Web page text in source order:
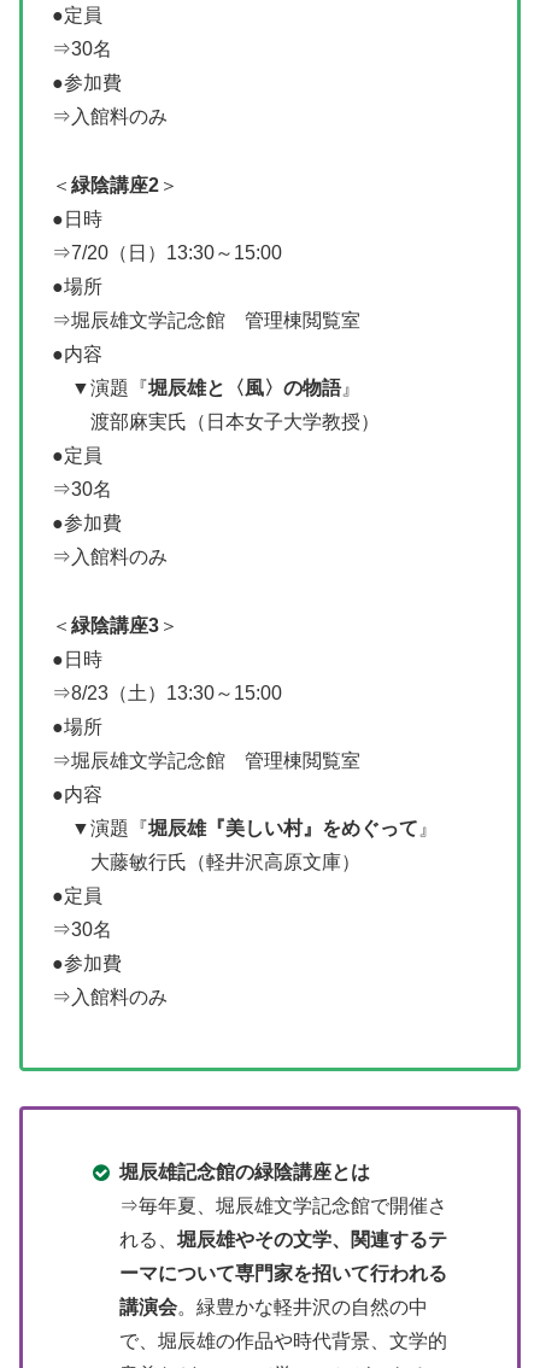
●定員
⇒30名
●参加費
⇒入館料のみ
＜ 緑陰講座2 ＞
●日時
⇒7/20（日）13:30～15:00
●場所
⇒堀辰雄文学記念館 管理棟閲覧室
●内容
▼演題『堀辰雄と〈風〉の物語』
渡部麻実氏（日本女子大学教授）
●定員
⇒30名
●参加費
⇒入館料のみ
＜ 緑陰講座3 ＞
●日時
⇒8/23（土）13:30～15:00
●場所
⇒堀辰雄文学記念館 管理棟閲覧室
●内容
▼演題『堀辰雄『美しい村』をめぐって 』
大藤敏行氏（軽井沢高原文庫）
●定員
⇒30名
●参加費
⇒入館料のみ
堀辰雄記念館の緑陰講座とは
⇒毎年夏、堀辰雄文学記念館で開催さ
れる、堀辰雄やその文学、関連するテ
ーマについて専門家を招いて行われる
講演会。緑豊かな軽井沢の自然の中
で、堀辰雄の作品や時代背景、文学的